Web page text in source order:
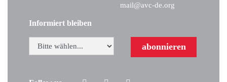
mail@avc-de.org
Informiert bleiben
abonnieren